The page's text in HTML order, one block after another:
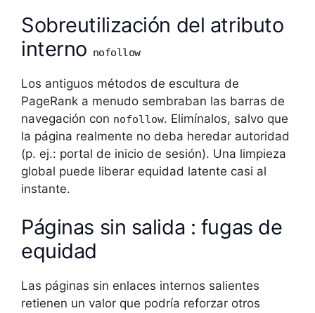
Sobreutilización del atributo
interno nofollow
Los antiguos métodos de escultura de
PageRank a menudo sembraban las barras de
navegación con nofollow. Elimínalos, salvo que
la página realmente no deba heredar autoridad
(p. ej.: portal de inicio de sesión). Una limpieza
global puede liberar equidad latente casi al
instante.
Páginas sin salida : fugas de
equidad
Las páginas sin enlaces internos salientes
retienen un valor que podría reforzar otros